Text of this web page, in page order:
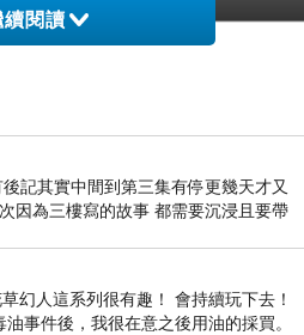
↓↓↓
續閱讀
記其實中間到第三集有停更幾天才又
因為三樓寫的故事 都需要沉浸且要帶
幻人這系列很有趣！ 會持續玩下去！
油事件後，我很在意之後用油的採買。